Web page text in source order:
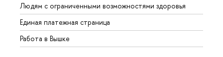
Людям с ограниченными возможностями здоровья
Единая платежная страница
Работа в Вышке